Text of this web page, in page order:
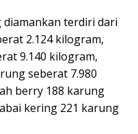
diamankan terdiri dari
2.124 kilogram,
9.140 kilogram,
seberat 7.980
berry 188 karung
kering 221 karung